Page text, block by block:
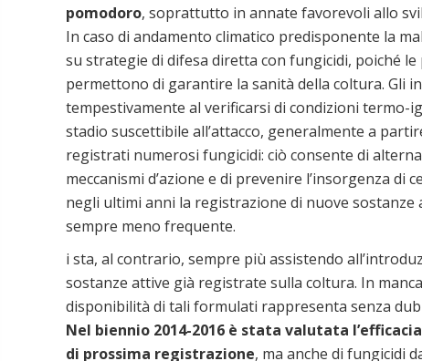
pomodoro, soprattutto in annate favorevoli allo
In caso di andamento climatico predisponente la
su strategie di difesa diretta con fungicidi, poiché
permettono di garantire la sanità della coltura. Gli
tempestivamente al verificarsi di condizioni termo-
stadio suscettibile all’attacco, generalmente a
registrati numerosi fungicidi: ciò consente di
meccanismi d’azione e di prevenire l’insorgenza
negli ultimi anni la registrazione di nuove
sempre meno frequente.
i sta, al contrario, sempre più assistendo
sostanze attive già registrate sulla coltura. In
disponibilità di tali formulati rappresenta senza
Nel biennio 2014-2016 è stata valutata
di prossima registrazione, ma anche di fungicidi